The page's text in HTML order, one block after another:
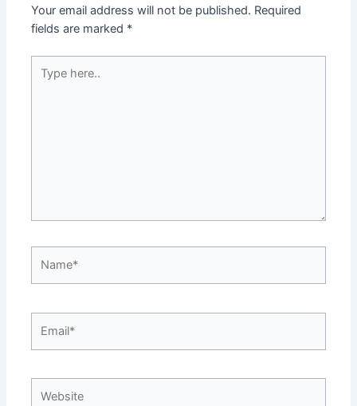
Your email address will not be published. Required
fields are marked *
here..